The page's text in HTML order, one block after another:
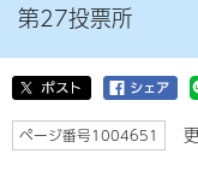
第27投票所
ページ番号1004651